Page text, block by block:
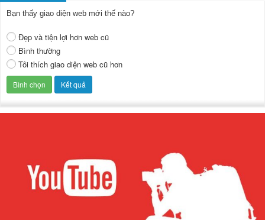
Bạn thấy giao diện web mới thế nào?
Đẹp và tiện lợi hơn web cũ
Bình thường
Tôi thích giao diện web cũ hơn